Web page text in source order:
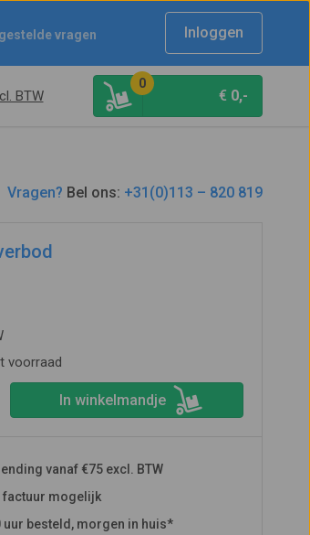
vragen Inloggen
BTW
0
€ 0,-
Vragen? Bel ons: +31(0)113 – 820 819
voorraad
In winkelmandje
vanaf €75 excl. BTW
factuur mogelijk
uur besteld, morgen in huis*